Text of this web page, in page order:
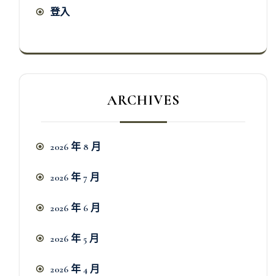
登入
ARCHIVES
2026 年 8 月
2026 年 7 月
2026 年 6 月
2026 年 5 月
2026 年 4 月